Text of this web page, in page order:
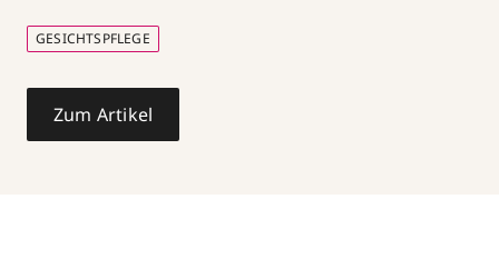
GESICHTSPFLEGE
Zum Artikel